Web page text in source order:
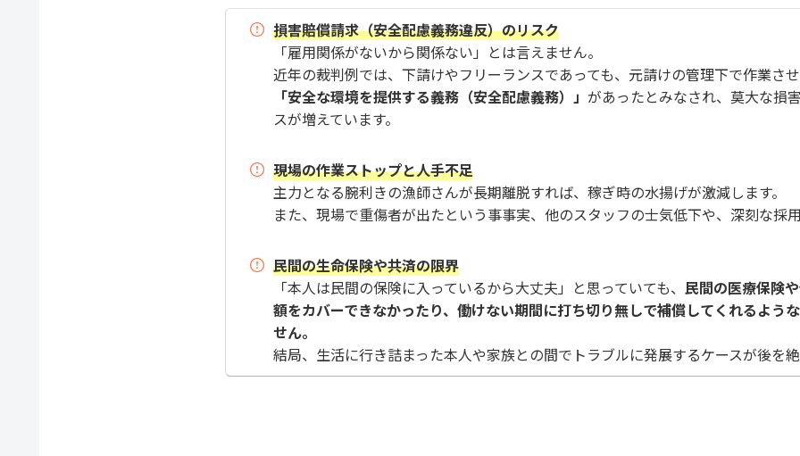
損害賠償請求（安全配慮義務違反）のリスク
「雇用関係がないから関係ない」とは言えません。
近年の裁判例では、下請けやフリーランスであっても、元請けの管理下で作業さ
「安全な環境を提供する義務（安全配慮義務）」 があったとみなされ、莫大な損
スが増えています。
現場の作業ストップと人手不足
主力となる腕利きの漁師さんが長期離脱すれば、稼ぎ時の水揚げが激減します。
また、現場で重傷者が出たという事事実、他のスタッフの士気低下や、深刻な採
民間の生命保険や共済の限界
「本人は民間の保険に入っているから大丈夫」と思っていても、 民間の医療保険
額をカバーできなかったり、働けない期間に打ち切り無しで補償してくれるよう
せん。
結局、生活に行き詰まった本人や家族との間でトラブルに発展するケースが後を